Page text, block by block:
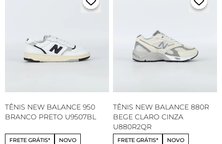
TÊNIS NEW BALANCE 950
BRANCO PRETO U9507BL
FRETE GRÁTIS* NOVO
TÊNIS NEW BALANCE 880R
BEGE CLARO CINZA
U880R2QR
FRETE GRÁTIS* NOVO